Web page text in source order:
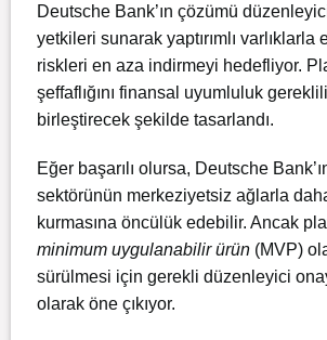
Deutsche Bank’ın çözümü
yetkileri sunarak yaptırımlı varlıklarla
riskleri en aza indirmeyi hedefliyor.
şeffaflığını finansal uyumluluk
birleştirecek şekilde tasarlandı.
Eğer başarılı olursa, Deutsche
sektörünün merkeziyetsiz ağlarla
kurmasına öncülük edebilir. Ancak
minimum uygulanabilir ürün (MVP)
sürülmesi için gerekli düzenleyici
olarak öne çıkıyor.